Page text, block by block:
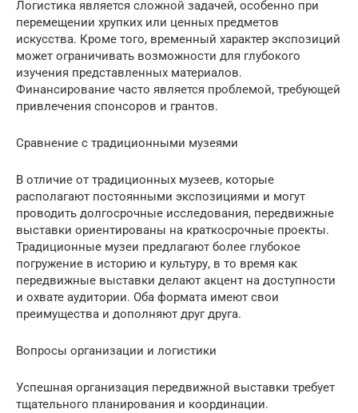
Логистика является сложной задачей, особенно при
перемещении хрупких или ценных предметов
искусства. Кроме того, временный характер экспозиций
может ограничивать возможности для глубокого
изучения представленных материалов.
Финансирование часто является проблемой, требующей
привлечения спонсоров и грантов.
Сравнение с традиционными музеями
В отличие от традиционных музеев, которые
располагают постоянными экспозициями и могут
проводить долгосрочные исследования, передвижные
выставки ориентированы на краткосрочные проекты.
Традиционные музеи предлагают более глубокое
погружение в историю и культуру, в то время как
передвижные выставки делают акцент на доступности
и охвате аудитории. Оба формата имеют свои
преимущества и дополняют друг друга.
Вопросы организации и логистики
Успешная организация передвижной выставки требует
тщательного планирования и координации.